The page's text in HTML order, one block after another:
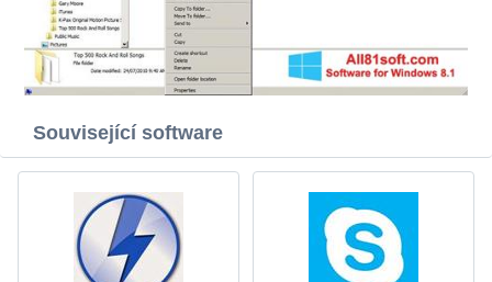
Související software